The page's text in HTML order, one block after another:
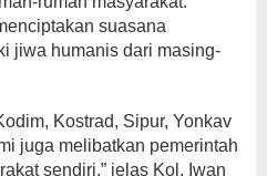
suasana
jiwa humanis dari masing-
Kostrad, Sipur, Yonkav
juga melibatkan pemerintah
sendiri,” jelas Kol. Iwan